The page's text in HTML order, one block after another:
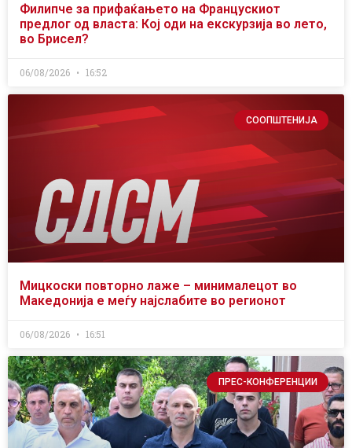
Филипче за прифаќањето на Францускиот
предлог од власта: Кој оди на екскурзија во лето,
во Брисел?
06/08/2026 16:52
СООПШТЕНИЈА
Мицкоски повторно лаже – минималецот во
Македонија е меѓу најслабите во регионот
06/08/2026 16:51
ПРЕС-КОНФЕРЕНЦИИ